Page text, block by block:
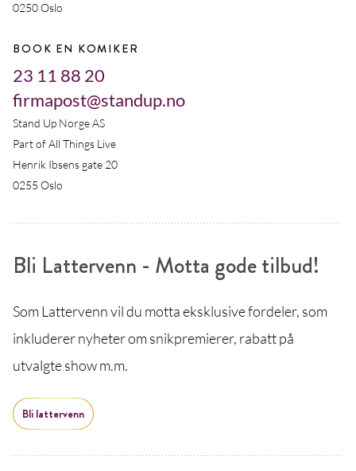
0250 Oslo
BOOK EN KOMIKER
23 11 88 20
firmapost@standup.no
Stand Up Norge AS
Part of All Things Live
Henrik Ibsens gate 20
0255 Oslo
Bli Lattervenn - Motta gode tilbud!
Som Lattervenn vil du motta eksklusive fordeler, som
inkluderer nyheter om snikpremierer, rabatt på
utvalgte show m.m.
Bli lattervenn